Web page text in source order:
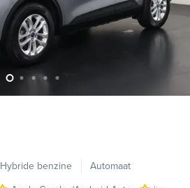
Hybride benzine
Automaat